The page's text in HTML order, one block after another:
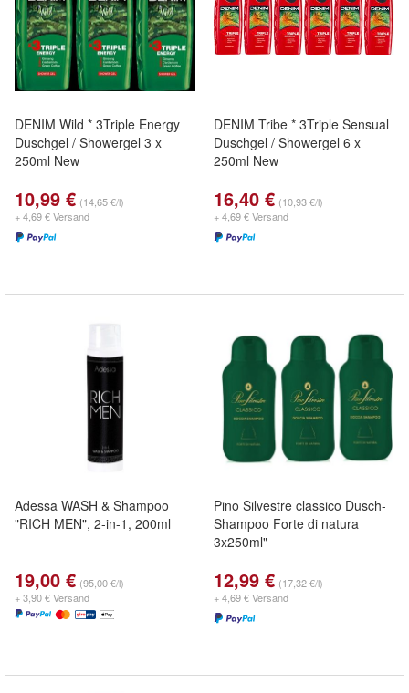
DENIM Wild * 3Triple Energy
Duschgel / Showergel 3 x
250ml New
10,99 € (14,65 €/l)
+ 4,69 € Versand
DENIM Tribe * 3Triple Sensual
Duschgel / Showergel 6 x
250ml New
16,40 € (10,93 €/l)
+ 4,69 € Versand
Adessa WASH & Shampoo
"RICH MEN", 2-in-1, 200ml
19,00 € (95,00 €/l)
+ 3,90 € Versand
Pino Silvestre classico Dusch-
Shampoo Forte di natura
3x250ml"
12,99 € (17,32 €/l)
+ 4,69 € Versand